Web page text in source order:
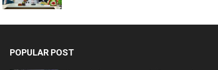
POPULAR POST